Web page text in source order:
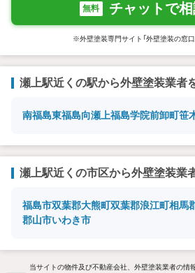
無料 チャットで
※外壁塗装専門サイト「外壁塗装の窓口
瀬上駅近くの駅から外壁塗装業者
南福島東福島向瀬上福島学院前卸町笹
瀬上駅近くの市区から外壁塗装業
福島市双葉郡大熊町双葉郡浪江町相馬
郡山市いわき市
当サイトの物件及び不動産会社、外壁塗装業者の情